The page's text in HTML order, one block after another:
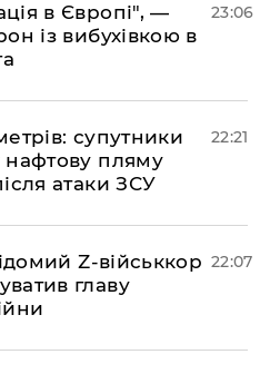
в Європі", —
із вибухівкою в
23:06
супутники
нафтову пляму
атаки ЗСУ
22:21
Z-військкор
главу
22:07